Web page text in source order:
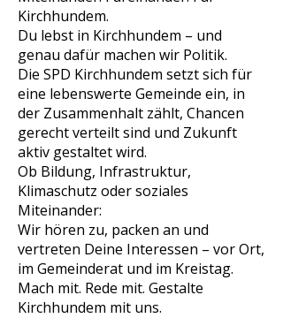
Kirchhundem.
Du lebst in Kirchhundem – und
genau dafür machen wir Politik.
Die SPD Kirchhundem setzt sich für
eine lebenswerte Gemeinde ein, in
der Zusammenhalt zählt, Chancen
gerecht verteilt sind und Zukunft
aktiv gestaltet wird.
Ob Bildung, Infrastruktur,
Klimaschutz oder soziales
Miteinander:
Wir hören zu, packen an und
vertreten Deine Interessen – vor Ort,
im Gemeinderat und im Kreistag.
Mach mit. Rede mit. Gestalte
Kirchhundem mit uns.